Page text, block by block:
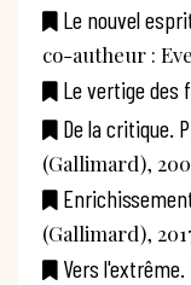
Le nouvel
co-autheur :
Le vertige
De la critique.
(Gallimard),
(Gallimard),
Vers